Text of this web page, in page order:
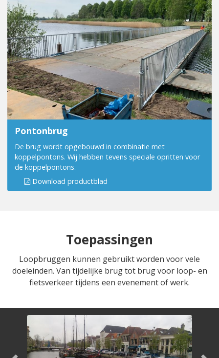
Pontonbrug
De brug wordt opgebouwd in combinatie met
koppelpontons. Wij hebben tevens speciale opritten voor
de koppelpontons.
Download productblad
Toepassingen
Loopbruggen kunnen gebruikt worden voor vele
doeleinden. Van tijdelijke brug tot brug voor loop- en
fietsverkeer tijdens een evenement of werk.